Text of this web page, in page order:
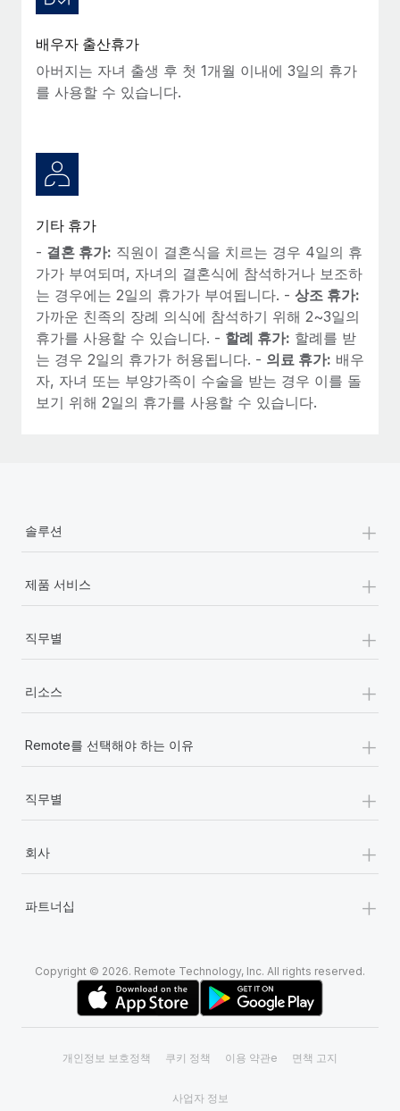
배우자 출산휴가
아버지는 자녀 출생 후 첫 1개월 이내에 3일의 휴가
를 사용할 수 있습니다.
기타 휴가
- 결혼 휴가: 직원이 결혼식을 치르는 경우 4일의 휴
가가 부여되며, 자녀의 결혼식에 참석하거나 보조하
는 경우에는 2일의 휴가가 부여됩니다. - 상조 휴가:
가까운 친족의 장례 의식에 참석하기 위해 2~3일의
휴가를 사용할 수 있습니다. - 할례 휴가: 할례를 받
는 경우 2일의 휴가가 허용됩니다. - 의료 휴가: 배우
자, 자녀 또는 부양가족이 수술을 받는 경우 이를 돌
보기 위해 2일의 휴가를 사용할 수 있습니다.
솔루션 +
제품 서비스 +
직무별 +
리소스 +
Remote를 선택해야 하는 이유 +
직무별 +
회사 +
파트너십 +
Copyright © 2026. Remote Technology, Inc. All rights reserved.
개인정보 보호정책 쿠키 정책 이용 약관e 면책 고지
사업자 정보